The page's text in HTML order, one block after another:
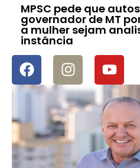
MPSC pede que
governador de MT
a mulher sejam
instância